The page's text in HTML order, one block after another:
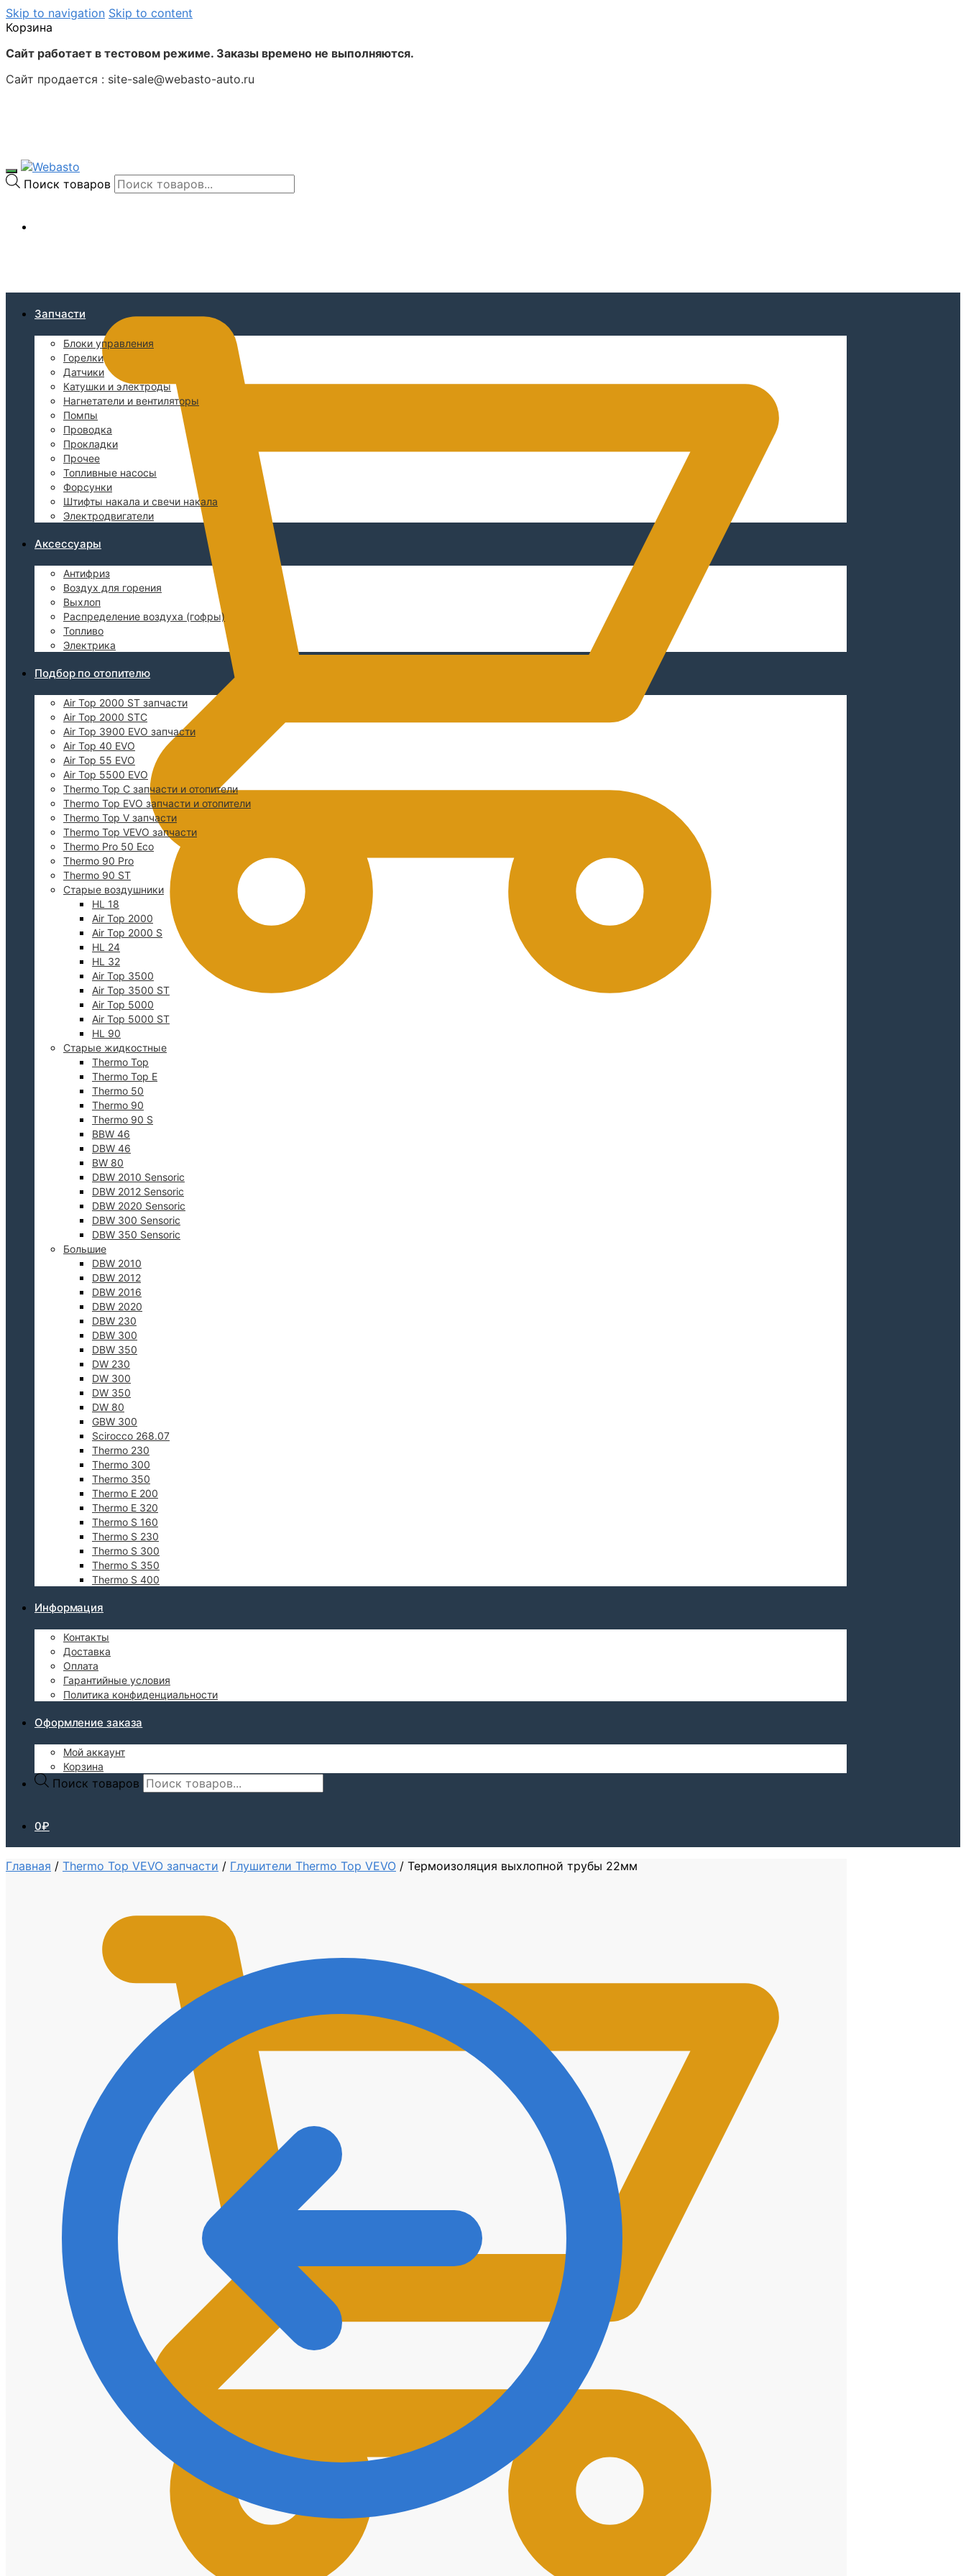
Skip to navigation Skip to content
Корзина
Сайт работает в тестовом режиме. Заказы времено не выполняются.
Сайт продается : site-sale@webasto-auto.ru
Поиск товаров
Запчасти
Блоки управления
Горелки
Датчики
Катушки и электроды
Нагнетатели и вентиляторы
Помпы
Проводка
Прокладки
Прочее
Топливные насосы
Форсунки
Штифты накала и свечи накала
Электродвигатели
Аксессуары
Антифриз
Воздух для горения
Выхлоп
Распределение воздуха (гофры)
Топливо
Электрика
Подбор по отопителю
Air Top 2000 ST запчасти
Air Top 2000 STC
Air Top 3900 EVO запчасти
Air Top 40 EVO
Air Top 55 EVO
Air Top 5500 EVO
Thermo Top C запчасти и отопители
Thermo Top EVO запчасти и отопители
Thermo Top V запчасти
Thermo Top VEVO запчасти
Thermo Pro 50 Eco
Thermo 90 Pro
Thermo 90 ST
Старые воздушники
HL 18
Air Top 2000
Air Top 2000 S
HL 24
HL 32
Air Top 3500
Air Top 3500 ST
Air Top 5000
Air Top 5000 ST
HL 90
Старые жидкостные
Thermo Top
Thermo Top E
Thermo 50
Thermo 90
Thermo 90 S
BBW 46
DBW 46
BW 80
DBW 2010 Sensoric
DBW 2012 Sensoric
DBW 2020 Sensoric
DBW 300 Sensoric
DBW 350 Sensoric
Большие
DBW 2010
DBW 2012
DBW 2016
DBW 2020
DBW 230
DBW 300
DBW 350
DW 230
DW 300
DW 350
DW 80
GBW 300
Scirocco 268.07
Thermo 230
Thermo 300
Thermo 350
Thermo E 200
Thermo E 320
Thermo S 160
Thermo S 230
Thermo S 300
Thermo S 350
Thermo S 400
Информация
Контакты
Доставка
Оплата
Гарантийные условия
Политика конфиденциальности
Оформление заказа
Мой аккаунт
Корзина
Поиск товаров
0₽
Главная / Thermo Top VEVO запчасти / Глушители Thermo Top VEVO / Термоизоляция выхлопной трубы 22мм